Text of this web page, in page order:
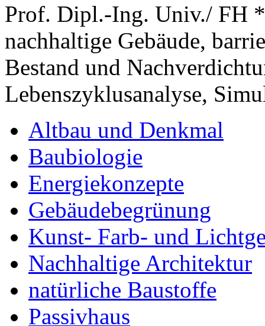
Prof. Dipl.-Ing. Univ./ FH
nachhaltige Gebäude,
Bestand und
Lebenszyklusanalyse,
Altbau und Denkmal
Baubiologie
Energiekonzepte
Gebäudebegrünung
Kunst- Farb- und
Nachhaltige Architektur
natürliche Baustoffe
Passivhaus